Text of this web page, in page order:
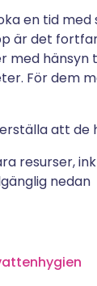
en tid
är det
med hänsyn
För dem
att de
resurser,
nedan